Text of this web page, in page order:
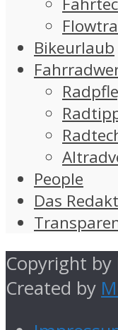
Bikeurlaub
People
Das
Copyright by
Created by